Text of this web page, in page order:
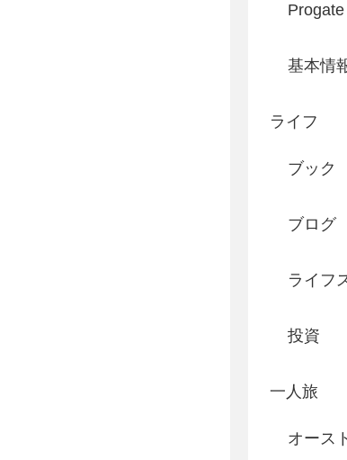
Progate
基本情
ライフ
ブック
ブログ
ライフ
投資
一人旅
オース